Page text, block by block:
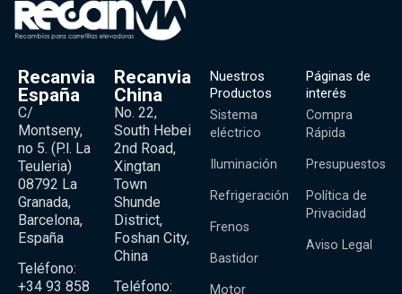
Recanvia
España
C/
Montseny,
no 5. (P.l. La
Teuleria)
08792 La
Granada,
Barcelona,
España
Teléfono:
+34 93 858
Recanvia
China
No. 22,
South Hebei
2nd Road,
Xingtan
Town
Shunde
District,
Foshan City,
China
Teléfono:
Nuestros
Productos
Sistema
eléctrico
Iluminación
Refrigeración
Frenos
Bastidor
Motor
Páginas de
interés
Compra
Rápida
Presupuestos
Política de
Privacidad
Aviso Legal